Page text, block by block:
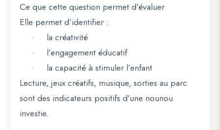
Ce que cette question permet d’évaluer
Elle permet d’identifier :
· la créativité
· l’engagement éducatif
· la capacité à stimuler l’enfant
Lecture, jeux créatifs, musique, sorties au parc
sont des indicateurs positifs d’une nounou
investie.